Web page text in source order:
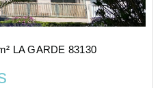
LA GARDE 83130